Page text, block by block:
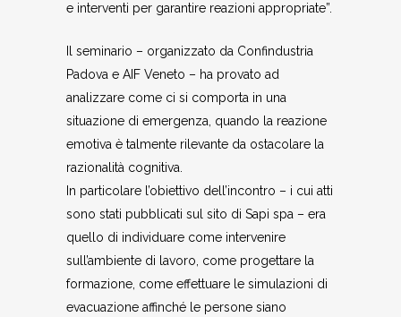
e interventi per garantire reazioni appropriate”.
Il seminario – organizzato da Confindustria
Padova e AIF Veneto – ha provato ad
analizzare come ci si comporta in una
situazione di emergenza, quando la reazione
emotiva è talmente rilevante da ostacolare la
razionalità cognitiva.
In particolare l’obiettivo dell’incontro – i cui atti
sono stati pubblicati sul sito di Sapi spa – era
quello di individuare come intervenire
sull’ambiente di lavoro, come progettare la
formazione, come effettuare le simulazioni di
evacuazione affinché le persone siano